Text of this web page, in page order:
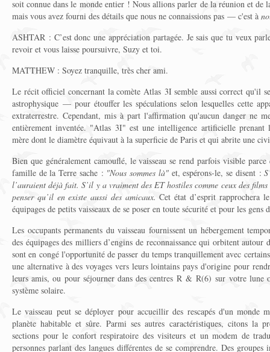
soit connue dans le monde entier ! Nous allions parler de la réunion et de
mais vous avez fourni des détails que nous ne connaissions pas — c'est à
ASHTAR : C’est donc une appréciation partagée. Je sais que tu veux
revoir et vous laisse poursuivre, Suzy et toi.
MATTHEW : Soyez tranquille, très cher ami.
Le récit officiel concernant la comète Atlas 3I semble aussi correct qu'il
astrophysique — pour étouffer les spéculations selon lesquelles cette
extraterrestre. Cependant, mis à part l'affirmation qu'aucun danger ne
entièrement inventée. "Atlas 3I" est une intelligence artificielle prenant
mère dont le diamètre équivaut à la superficie de Paris et qui abrite une
Bien que généralement camouflé, le vaisseau se rend parfois visible
famille de la Terre sache : "Nous sommes là"et, espérons-le, se disent :
l’auraient déjà fait. S’il y a vraiment des ET hostiles comme ceux des
penser qu’il en existe aussi des amicaux. Cet état d’esprit rapprochera
équipages de petits vaisseaux de se poser en toute sécurité et pour les
Les occupants permanents du vaisseau fournissent un hébergement
des équipages des milliers d’engins de reconnaissance qui orbitent
sont en congé l'opportunité de passer du temps tranquillement avec
une alternative à des voyages vers leurs lointains pays d'origine pour
leurs amis, ou pour séjourner dans des centres R & R(6) sur votre lune
système solaire.
Le vaisseau peut se déployer pour accueillir des rescapés d'un monde
planète habitable et sûre. Parmi ses autres caractéristiques, citons la
sections pour le confort respiratoire des visiteurs et un modem de
personnes parlant des langues différentes de se comprendre. Des groupes